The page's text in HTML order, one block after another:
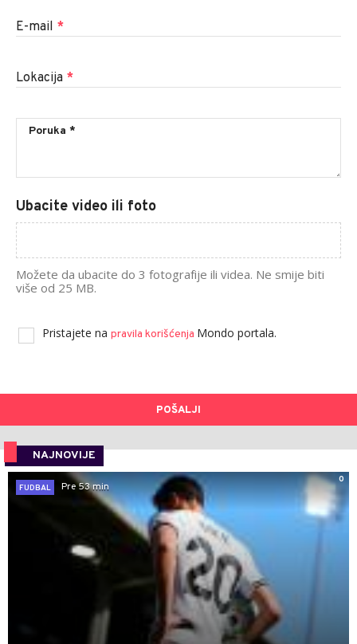
E-mail *
Lokacija *
Ubacite video ili foto
Možete da ubacite do 3 fotografije ili videa. Ne smije biti
više od 25 MB.
Pristajete na pravila korišćenja Mondo portala.
POŠALJI
NAJNOVIJE
0
FUDBAL
Pre 53 min